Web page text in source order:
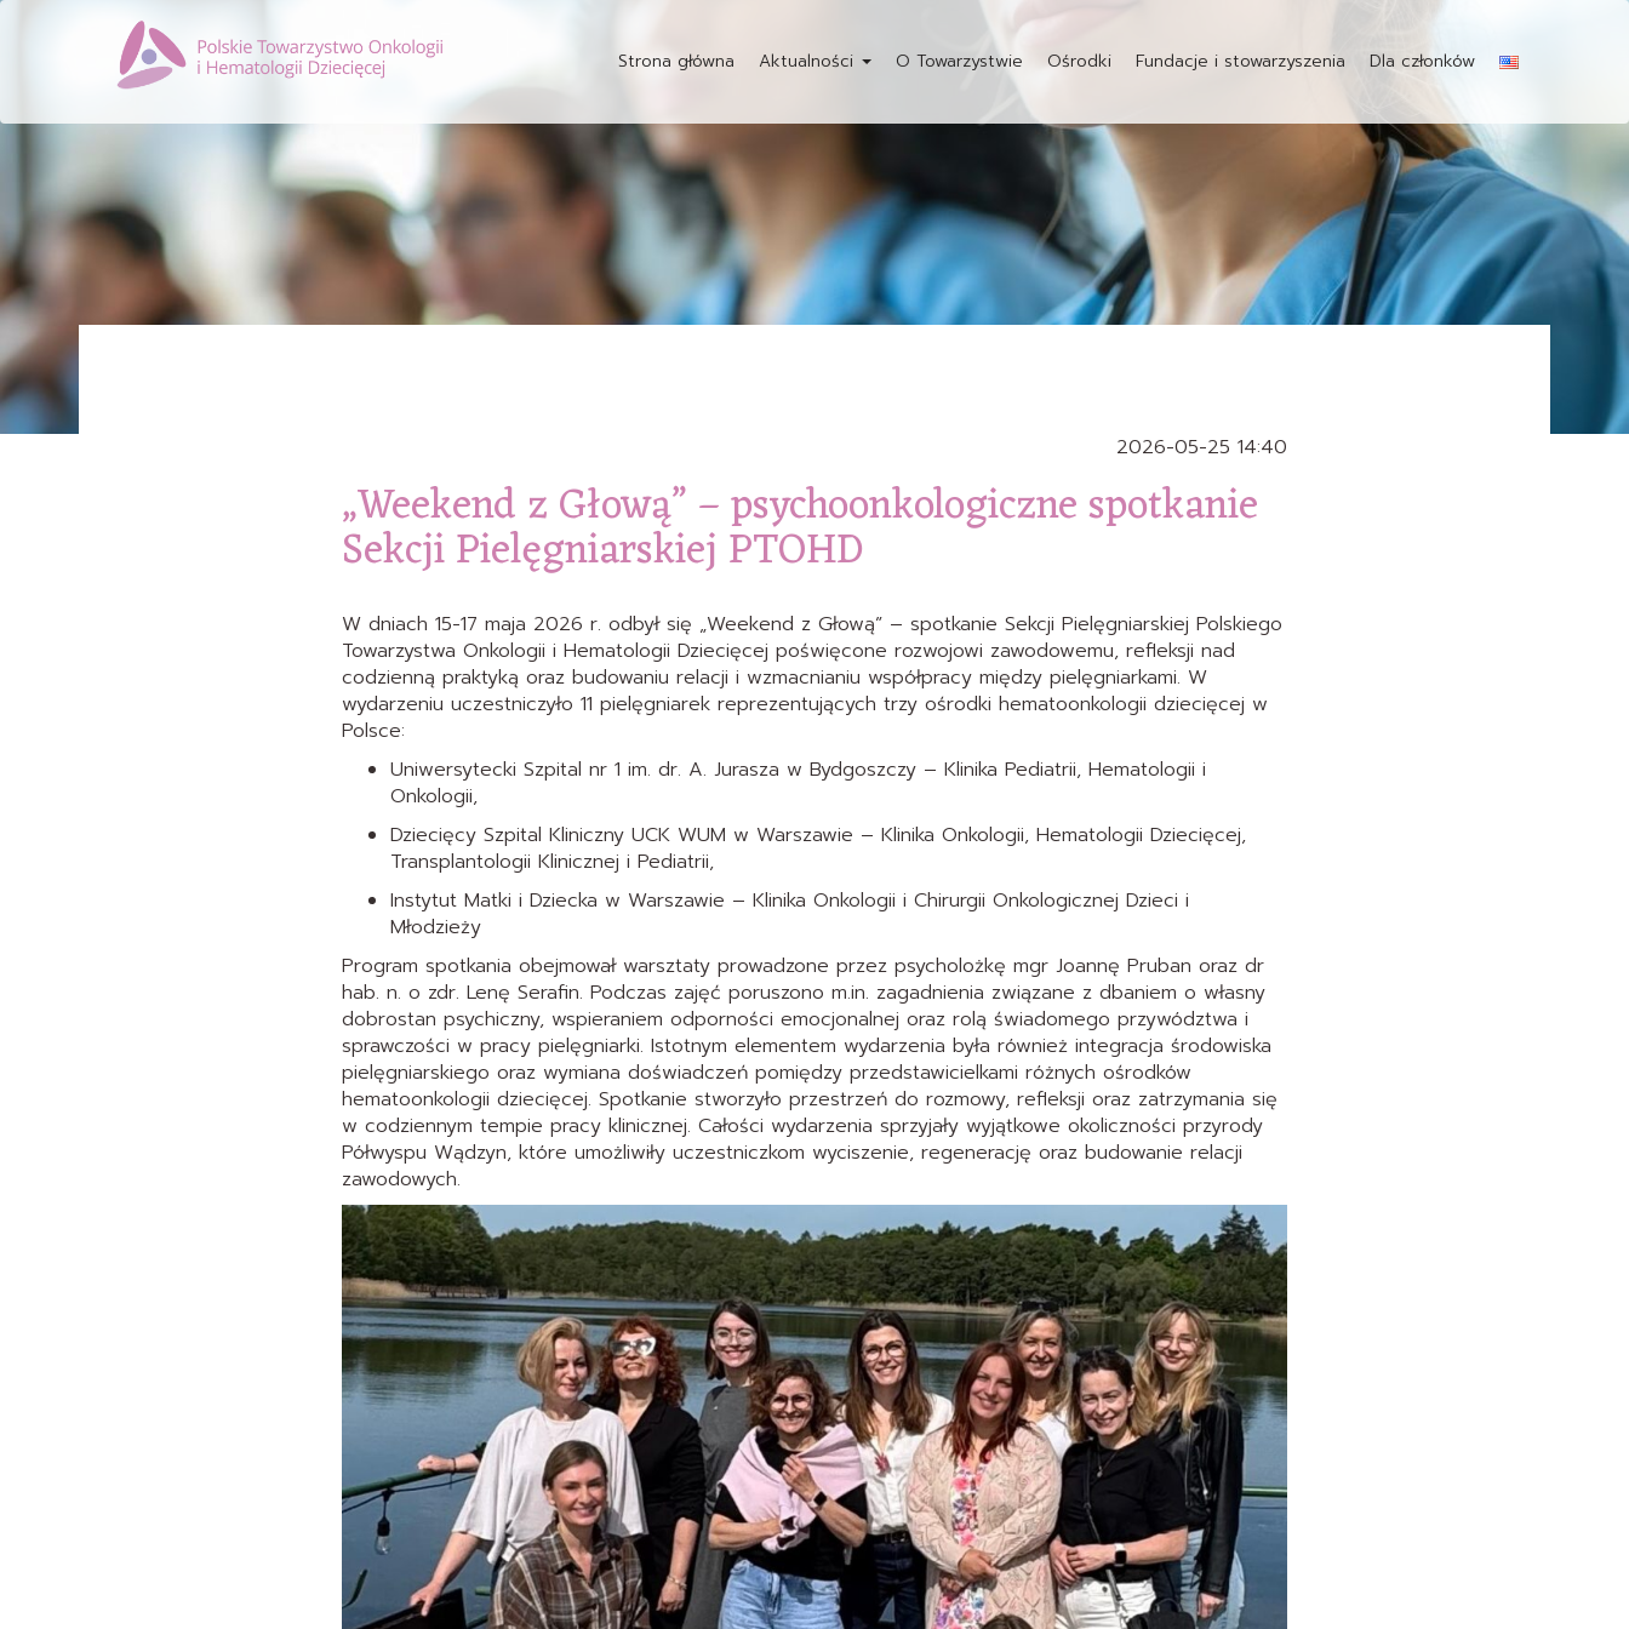
Strona główna Aktualności O Towarzystwie Ośrodki Fundacje i stowarzyszenia Dla członków
2026-05-25 14:40
„Weekend z Głową” – psychoonkologiczne spotkanie
Sekcji Pielęgniarskiej PTOHD
W dniach 15-17 maja 2026 r. odbył się „Weekend z Głową” – spotkanie Sekcji Pielęgniarskiej Polskiego
Towarzystwa Onkologii i Hematologii Dziecięcej poświęcone rozwojowi zawodowemu, refleksji nad
codzienną praktyką oraz budowaniu relacji i wzmacnianiu współpracy między pielęgniarkami. W
wydarzeniu uczestniczyło 11 pielęgniarek reprezentujących trzy ośrodki hematoonkologii dziecięcej w
Polsce:
Uniwersytecki Szpital nr 1 im. dr. A. Jurasza w Bydgoszczy – Klinika Pediatrii, Hematologii i
Onkologii,
Dziecięcy Szpital Kliniczny UCK WUM w Warszawie – Klinika Onkologii, Hematologii Dziecięcej,
Transplantologii Klinicznej i Pediatrii,
Instytut Matki i Dziecka w Warszawie – Klinika Onkologii i Chirurgii Onkologicznej Dzieci i
Młodzieży
Program spotkania obejmował warsztaty prowadzone przez psycholożkę mgr Joannę Pruban oraz dr
hab. n. o zdr. Lenę Serafin. Podczas zajęć poruszono m.in. zagadnienia związane z dbaniem o własny
dobrostan psychiczny, wspieraniem odporności emocjonalnej oraz rolą świadomego przywództwa i
sprawczości w pracy pielęgniarki. Istotnym elementem wydarzenia była również integracja środowiska
pielęgniarskiego oraz wymiana doświadczeń pomiędzy przedstawicielkami różnych ośrodków
hematoonkologii dziecięcej. Spotkanie stworzyło przestrzeń do rozmowy, refleksji oraz zatrzymania się
w codziennym tempie pracy klinicznej. Całości wydarzenia sprzyjały wyjątkowe okoliczności przyrody
Półwyspu Wądzyn, które umożliwiły uczestniczkom wyciszenie, regenerację oraz budowanie relacji
zawodowych.